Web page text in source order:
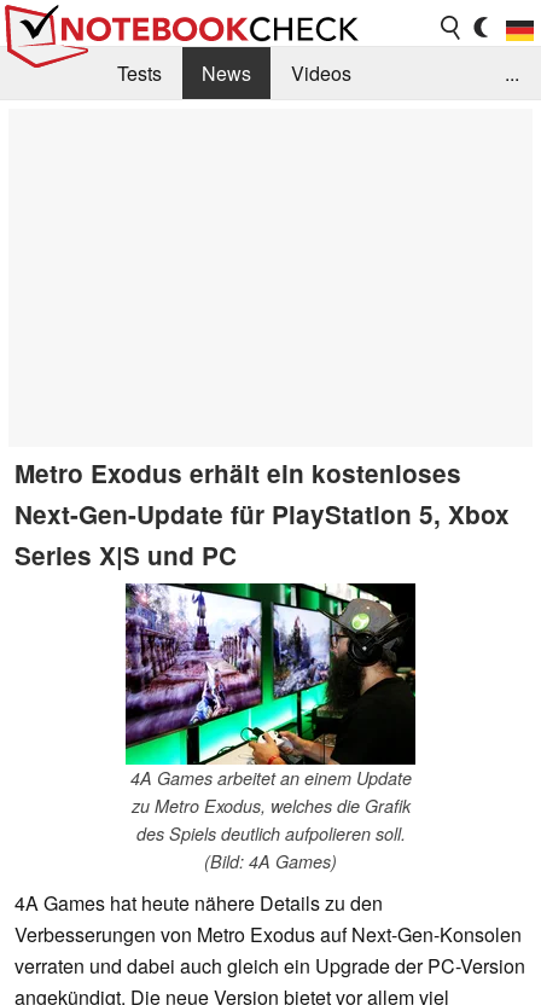
Tests News
Videos
...
Metro Exodus erhält ein kostenloses
Next-Gen-Update für PlayStation 5, Xbox
Series X|S und PC
4A Games arbeitet an einem Update
zu Metro Exodus, welches die Grafik
des Spiels deutlich aufpolieren soll.
(Bild: 4A Games)
4A Games hat heute nähere Details zu den
Verbesserungen von Metro Exodus auf Next-Gen-Konsolen
verraten und dabei auch gleich ein Upgrade der PC-Version
angekündigt. Die neue Version bietet vor allem viel